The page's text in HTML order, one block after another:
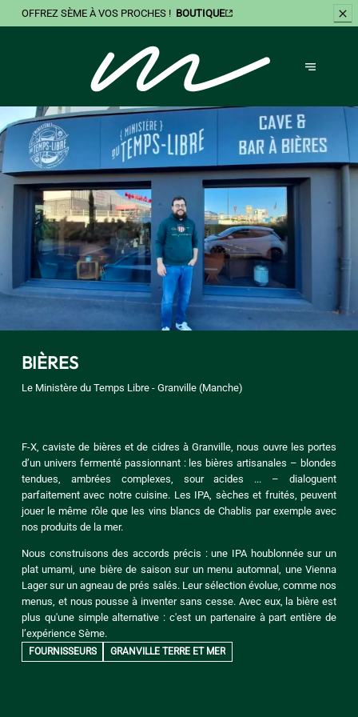
OFFREZ SÈME À VOS PROCHES ! BOUTIQUE
BIÈRES
Le Ministère du Temps Libre - Granville (Manche)
F-X, caviste de bières et de cidres à Granville, nous ouvre les portes
d’un univers fermenté passionnant : les bières artisanales – blondes
tendues, ambrées complexes, sour acides ... – dialoguent
parfaitement avec notre cuisine. Les IPA, sèches et fruités, peuvent
jouer le même rôle que les vins blancs de Chablis par exemple avec
nos produits de la mer.
Nous construisons des accords précis : une IPA houblonnée sur un
plat umami, une bière de saison sur un menu automnal, une Vienna
Lager sur un agneau de prés salés. Leur sélection évolue, comme nos
menus, et nous pousse à inventer sans cesse. Avec eux, la bière est
plus qu'une simple alternative : c'est un partenaire à part entière de
l’expérience Sème.
FOURNISSEURS GRANVILLE TERRE ET MER